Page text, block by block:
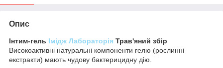
Опис
Інтим-гель Імідж Лабораторія Трав'яний збір
Високоактивні натуральні компоненти гелю (рослинні
екстракти) мають чудову бактерицидну дію.